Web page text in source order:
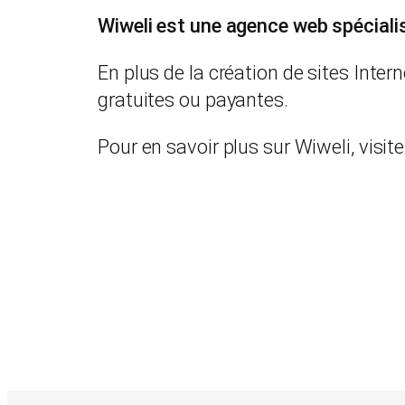
Wiweli est une agence web
En plus de la création de sites
gratuites ou payantes.
Pour en savoir plus sur Wiweli,